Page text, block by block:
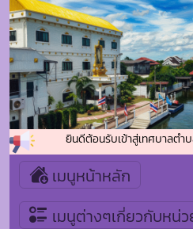
ยินดีต้อนรับเข้าสู่เทศบาลตำ
เมนูหน้าหลัก
เมนูต่างๆเกี่ยวกับหน่